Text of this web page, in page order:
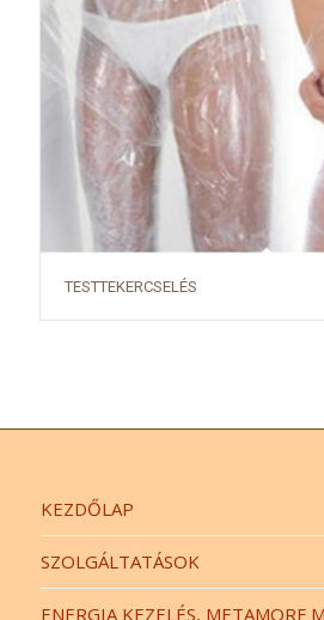
TESTTEKERCSELÉS
KEZDŐLAP
SZOLGÁLTATÁSOK
ENERGIA KEZELÉS, METAMORF